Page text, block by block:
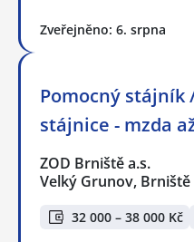
Zveřejněno: 6. srpna
Pomocný stájník
stájnice - mzda
ZOD Brniště a.s.
Velký Grunov, Brniště
32 000 – 38 000 Kč